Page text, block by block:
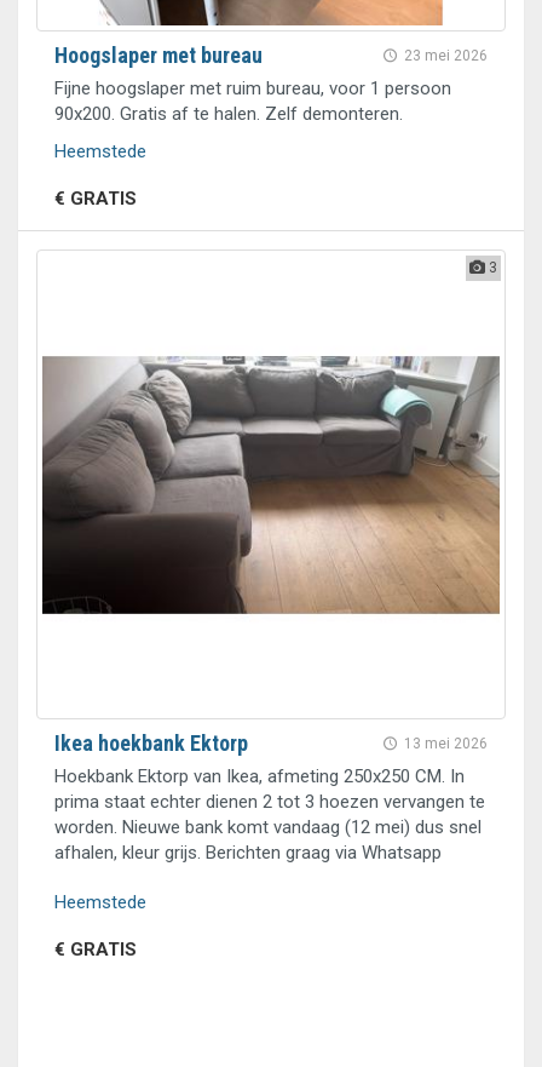
23 mei 2026
Hoogslaper met bureau
Fijne hoogslaper met ruim bureau, voor 1 persoon
90x200. Gratis af te halen. Zelf demonteren.
Heemstede
€ GRATIS
3
13 mei 2026
Ikea hoekbank Ektorp
Hoekbank Ektorp van Ikea, afmeting 250x250 CM. In
prima staat echter dienen 2 tot 3 hoezen vervangen te
worden. Nieuwe bank komt vandaag (12 mei) dus snel
afhalen, kleur grijs. Berichten graag via Whatsapp
Heemstede
€ GRATIS